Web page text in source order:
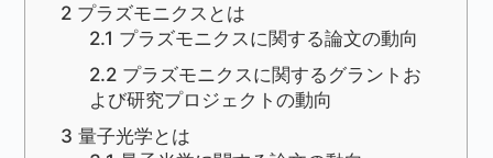
2 プラズモニクスとは
2.1 プラズモニクスに関する論文の動向
2.2プラズモニクスに関するグラントお
よび研究プロジェクトの動向
3 量子光学とは